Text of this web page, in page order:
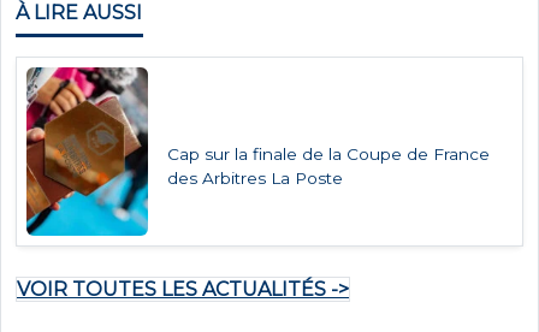
À LIRE AUSSI
Cap sur la finale de la Coupe de France
des Arbitres La Poste
VOIR TOUTES LES ACTUALITÉS ->